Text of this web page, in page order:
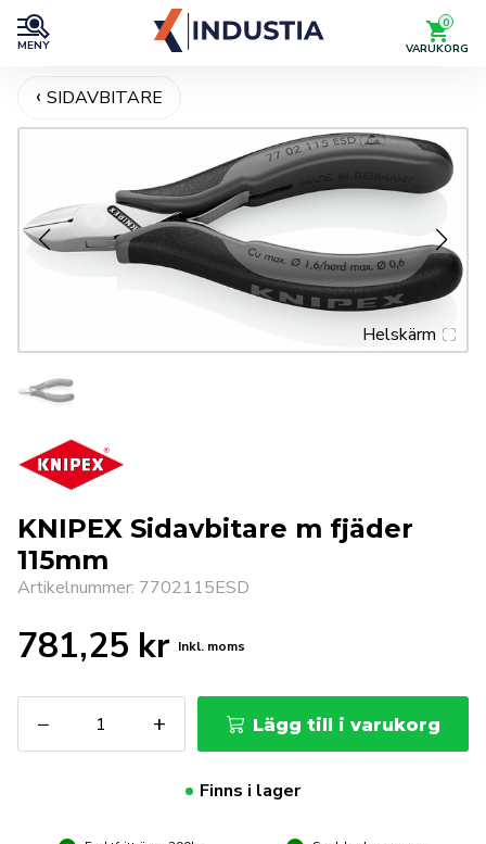
MENY
0
VARUKORG
SIDAVBITARE
Helskärm
KNIPEX Sidavbitare m fjäder
115mm
Artikelnummer: 7702115ESD
781,25 kr Inkl. moms
−
Sidavbitare
m
+ Lägg till i varukorg
Finns i lager